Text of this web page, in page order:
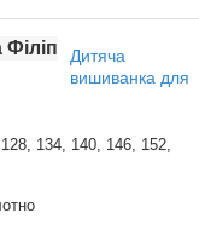
Дитяча
вишиванка для
134, 140, 146, 152,